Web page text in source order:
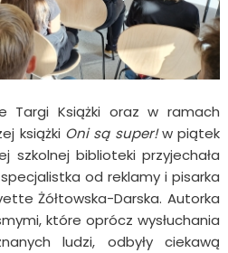
Targi Książki oraz w ramach
książki Oni są super!w piątek
szkolnej biblioteki przyjechała
od reklamy i pisarka
Żółtowska-Darska. Autorka
które oprócz wysłuchania
ludzi, odbyły ciekawą